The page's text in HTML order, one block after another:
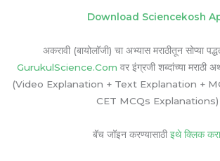
Download Sciencekosh
अकरावी (बायोलॉजी) चा अभ्यास मराठीतून सोप्या
GurukulScience.Com वर इंग्रजी शब्दांच्या मराठी
(Video Explanation + Text Explanation +
CET MCQs Explanations)
बॅच जॉइन करण्यासाठी इथे क्लिक